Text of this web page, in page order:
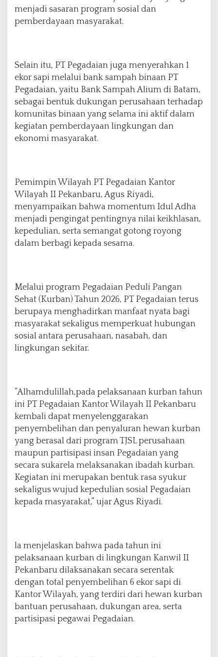
menjadi sasaran program sosial dan
pemberdayaan masyarakat.
Selain itu, PT Pegadaian juga menyerahkan 1
ekor sapi melalui bank sampah binaan PT
Pegadaian, yaitu Bank Sampah Alium di Batam,
sebagai bentuk dukungan perusahaan terhadap
komunitas binaan yang selama ini aktif dalam
kegiatan pemberdayaan lingkungan dan
ekonomi masyarakat.
Pemimpin Wilayah PT Pegadaian Kantor
Wilayah II Pekanbaru, Agus Riyadi,
menyampaikan bahwa momentum Idul Adha
menjadi pengingat pentingnya nilai keikhlasan,
kepedulian, serta semangat gotong royong
dalam berbagi kepada sesama.
Melalui program Pegadaian Peduli Pangan
Sehat (Kurban) Tahun 2026, PT Pegadaian terus
berupaya menghadirkan manfaat nyata bagi
masyarakat sekaligus memperkuat hubungan
sosial antara perusahaan, nasabah, dan
lingkungan sekitar.
“Alhamdulillah,pada pelaksanaan kurban tahun
ini PT Pegadaian Kantor Wilayah II Pekanbaru
kembali dapat menyelenggarakan
penyembelihan dan penyaluran hewan kurban
yang berasal dari program TJSL perusahaan
maupun partisipasi insan Pegadaian yang
secara sukarela melaksanakan ibadah kurban.
Kegiatan ini merupakan bentuk rasa syukur
sekaligus wujud kepedulian sosial Pegadaian
kepada masyarakat,” ujar Agus Riyadi.
la menjelaskan bahwa pada tahun ini
pelaksanaan kurban di lingkungan Kanwil II
Pekanbaru dilaksanakan secara serentak
dengan total penyembelihan 6 ekor sapi di
Kantor Wilayah, yang terdiri dari hewan kurban
bantuan perusahaan, dukungan area, serta
partisipasi pegawai Pegadaian.